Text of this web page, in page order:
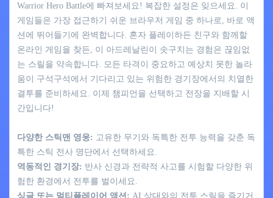
Warrior Hero Battle에 빠져보세요! 복잡한 설정은 잊으세요. 이
게임들은 가장 접근하기 쉬운 브라우저 게임 중 하나로, 바로 액
션에 뛰어들기에 완벽합니다. 혼자 플레이하든 친구와 함께할
온라인 게임을 찾든, 이 아드레날린이 솟구치는 경험은 끊임없
는 스릴을 약속합니다. 모든 타격이 중요하고 예상치 못한 놀라
움이 구석구석에서 기다리고 있는 위험한 경기장에서의 치열한
결투를 준비하세요. 이제 챔피언을 선택하고 전장을 지배할 시
간입니다!
다양한 스틱맨 영웅: 고유한 무기와 독특한 전투 능력을 갖춘 독
특한 스틱 전사 명단에서 선택하세요.
역동적인 경기장: 반사 신경과 전략적 사고를 시험할 다양한 위
험한 환경에서 전투를 벌이세요.
싱글 또는 멀티플레이어 액션: AI 상대와의 전투 스릴을 즐기거